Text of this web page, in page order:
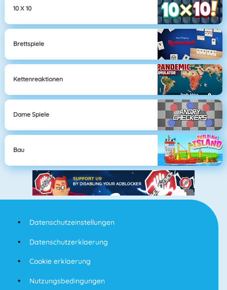
10 X 10
Brettspiele
Kettenreaktionen
Dame Spiele
Bau
Datenschutzeinstellungen
Datenschutzerklaerung
Cookie erklaerung
Nutzungsbedingungen